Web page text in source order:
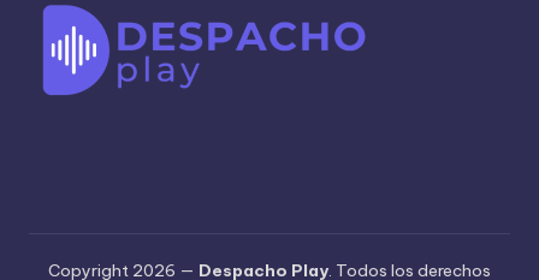
Copyright 2026 — Despacho Play. Todos los derechos